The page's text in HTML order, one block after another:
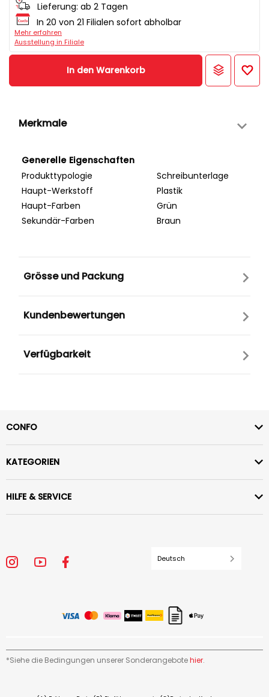
Lieferung: ab 2 Tagen
In 20 von 21 Filialen sofort abholbar
Mehr erfahren
Ausstellung in Filiale
In den Warenkorb
Merkmale
Generelle Eigenschaften
Produkttypologie
Schreibunterlage
Haupt-Werkstoff
Plastik
Haupt-Farben
Grün
Sekundär-Farben
Braun
Grösse und Packung
Kundenbewertungen
Verfügbarkeit
CONFO
KATEGORIEN
HILFE & SERVICE
Deutsch
*Siehe die Bedingungen unserer Sonderangebotehier.